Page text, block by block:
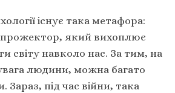
існує така метафора:
який вихоплює
світу навколо нас. За тим, на
людини, можна багато
Зараз, під час війни, така